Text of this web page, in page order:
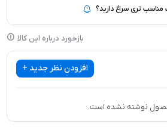
مناسب تری سراغ دارید؟
بازخورد درباره این کالا
افزودن نظر جدید +
نوشته نشده است.